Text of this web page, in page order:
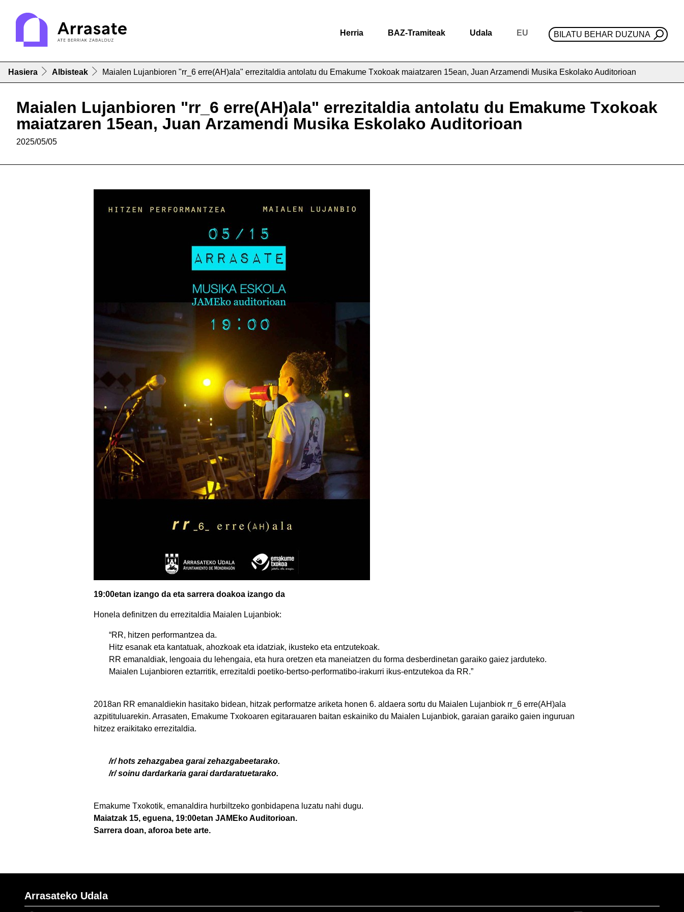
Herria BAZ-Tramiteak Udala EU BILATU BEHAR DUZUNA
Hasiera Albisteak Maialen Lujanbioren "rr_6 erre(AH)ala" errezitaldia antolatu du Emakume Txokoak maiatzaren 15ean, Juan Arzamendi Musika Eskolako Auditorioan
Maialen Lujanbioren "rr_6 erre(AH)ala" errezitaldia antolatu du Emakume Txokoak
maiatzaren 15ean, Juan Arzamendi Musika Eskolako Auditorioan
2025/05/05
19:00etan izango da eta sarrera doakoa izango da
Honela definitzen du errezitaldia Maialen Lujanbiok:
“RR, hitzen performantzea da.
Hitz esanak eta kantatuak, ahozkoak eta idatziak, ikusteko eta entzutekoak.
RR emanaldiak, lengoaia du lehengaia, eta hura oretzen eta maneiatzen du forma desberdinetan garaiko gaiez jarduteko.
Maialen Lujanbioren eztarritik, errezitaldi poetiko-bertso-performatibo-irakurri ikus-entzutekoa da RR.”
2018an RR emanaldiekin hasitako bidean, hitzak performatze ariketa honen 6. aldaera sortu du Maialen Lujanbiok rr_6 erre(AH)ala
azpitituluarekin. Arrasaten, Emakume Txokoaren egitarauaren baitan eskainiko du Maialen Lujanbiok, garaian garaiko gaien inguruan
hitzez eraikitako errezitaldia.
/r/ hots zehazgabea garai zehazgabeetarako.
/r/ soinu dardarkaria garai dardaratuetarako.
Emakume Txokotik, emanaldira hurbiltzeko gonbidapena luzatu nahi dugu.
Maiatzak 15, eguena, 19:00etan JAMEko Auditorioan.
Sarrera doan, aforoa bete arte.
Arrasateko Udala